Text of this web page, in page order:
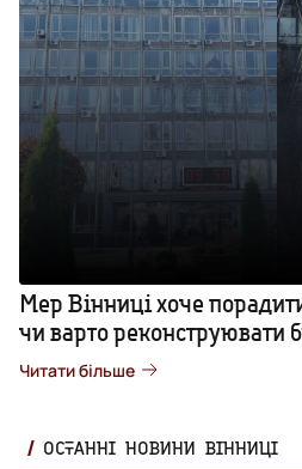
Мер Вінниці хоче
чи варто реконструювати
Читати більше
ОСТАННІ НОВИНИ ВІННИЦІ